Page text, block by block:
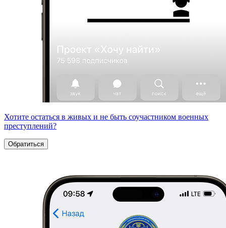
Хотите остаться в живых и не быть соучастником военных
преступлений?
Обратиться